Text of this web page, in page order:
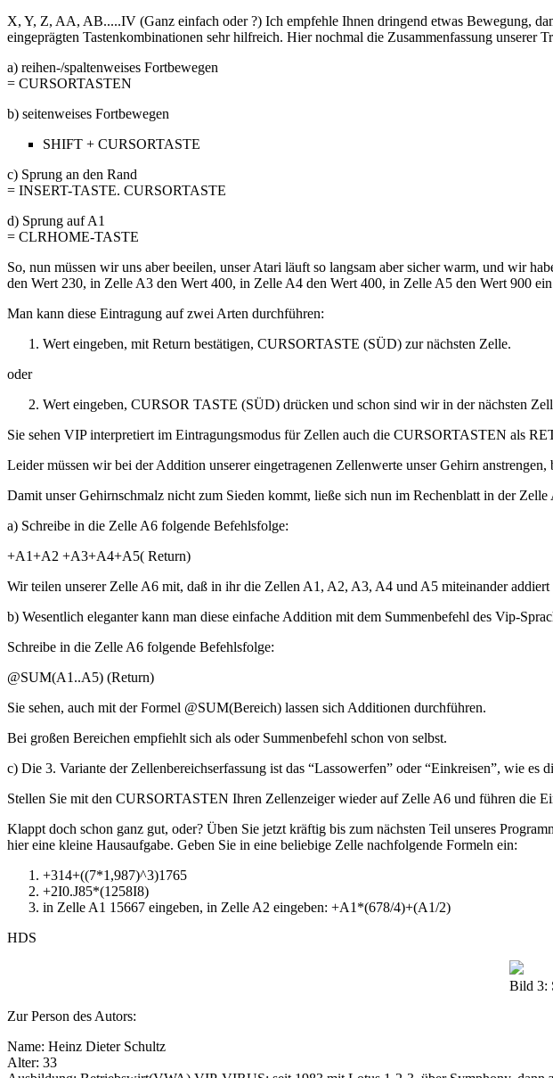
X, Y, Z, AA, AB.....IV (Ganz einfach oder ?) Ich empfehle Ihnen dringend etwas Bewegung,
eingeprägten Tastenkombinationen sehr hilfreich. Hier nochmal die Zusammenfassung unserer
a) reihen-/spaltenweises Fortbewegen
= CURSORTASTEN
b) seitenweises Fortbewegen
SHIFT + CURSORTASTE
c) Sprung an den Rand
= INSERT-TASTE. CURSORTASTE
d) Sprung auf A1
= CLRHOME-TASTE
So, nun müssen wir uns aber beeilen, unser Atari läuft so langsam aber sicher warm, und wir
den Wert 230, in Zelle A3 den Wert 400, in Zelle A4 den Wert 400, in Zelle A5 den Wert 900
Man kann diese Eintragung auf zwei Arten durchführen:
Wert eingeben, mit Return bestätigen, CURSORTASTE (SÜD) zur nächsten Zelle.
oder
Wert eingeben, CURSOR TASTE (SÜD) drücken und schon sind wir in der nächsten
Sie sehen VIP interpretiert im Eintragungsmodus für Zellen auch die CURSORTASTEN als
Leider müssen wir bei der Addition unserer eingetragenen Zellenwerte unser Gehirn
Damit unser Gehirnschmalz nicht zum Sieden kommt, ließe sich nun im Rechenblatt in der
a) Schreibe in die Zelle A6 folgende Befehlsfolge:
+A1+A2 +A3+A4+A5( Return)
Wir teilen unserer Zelle A6 mit, daß in ihr die Zellen A1, A2, A3, A4 und A5 miteinander
b) Wesentlich eleganter kann man diese einfache Addition mit dem Summenbefehl des Vip-
Schreibe in die Zelle A6 folgende Befehlsfolge:
@SUM(A1..A5) (Return)
Sie sehen, auch mit der Formel @SUM(Bereich) lassen sich Additionen durchführen.
Bei großen Bereichen empfiehlt sich als oder Summenbefehl schon von selbst.
c) Die 3. Variante der Zellenbereichserfassung ist das “Lassowerfen” oder “Einkreisen”, wie es
Stellen Sie mit den CURSORTASTEN Ihren Zellenzeiger wieder auf Zelle A6 und führen die
Klappt doch schon ganz gut, oder? Üben Sie jetzt kräftig bis zum nächsten Teil unseres
hier eine kleine Hausaufgabe. Geben Sie in eine beliebige Zelle nachfolgende Formeln ein:
+314+((7*1,987)^3)1765
+2I0.J85*(1258I8)
in Zelle A1 15667 eingeben, in Zelle A2 eingeben: +A1*(678/4)+(A1/2)
HDS
Bild 3:
Zur Person des Autors:
Name: Heinz Dieter Schultz
Alter: 33